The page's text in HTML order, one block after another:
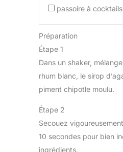
passoire à cocktails
Préparation
Étape 1
Dans un shaker,
rhum blanc, le sirop
piment chipotle moulu.
Étape 2
Secouez
10 secondes pour bien
ingrédients.